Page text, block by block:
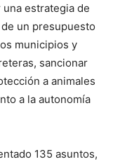
estrategia de
un presupuesto
municipios y
sancionar
a animales
a la autonomía
135 asuntos,